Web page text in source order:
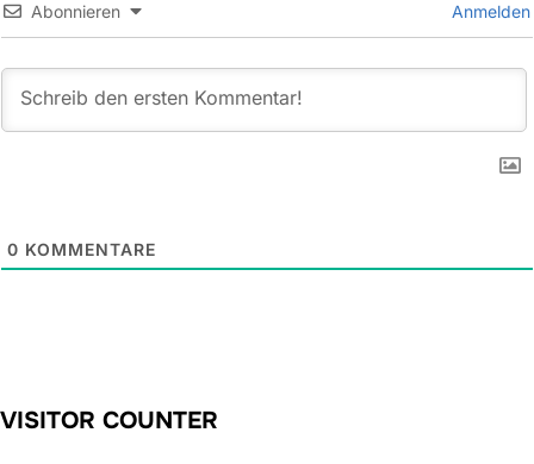
Abonnieren Anmelden
0 KOMMENTARE
VISITOR COUNTER